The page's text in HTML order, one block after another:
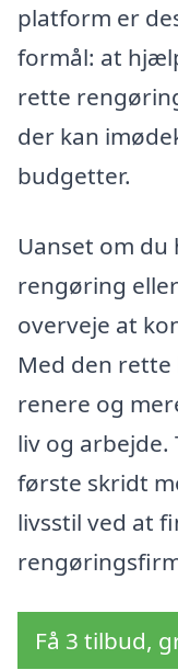
platform er
formål: at
rette
der kan
budgetter.
Uanset om
rengøring
overveje at
Med den
renere og
liv og arbejde.
første skridt
livsstil ved at
Få 3 tilbud,